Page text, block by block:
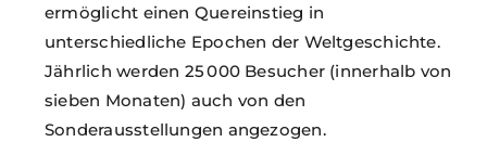
ermöglicht einen Quereinstieg in
unterschiedliche Epochen der Weltgeschichte.
Jährlich werden 25 000 Besucher (innerhalb von
sieben Monaten) auch von den
Sonderausstellungen angezogen.